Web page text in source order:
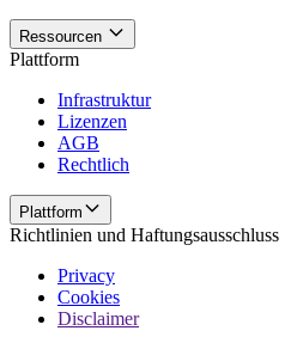
Ressourcen
Plattform
Infrastruktur
Lizenzen
AGB
Rechtlich
Plattform
Richtlinien und Haftungsausschluss
Privacy
Cookies
Disclaimer